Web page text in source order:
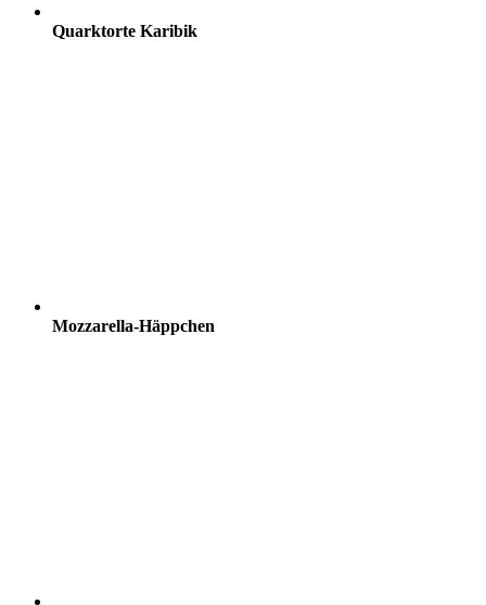
Quarktorte Karibik
Mozzarella-Häppchen